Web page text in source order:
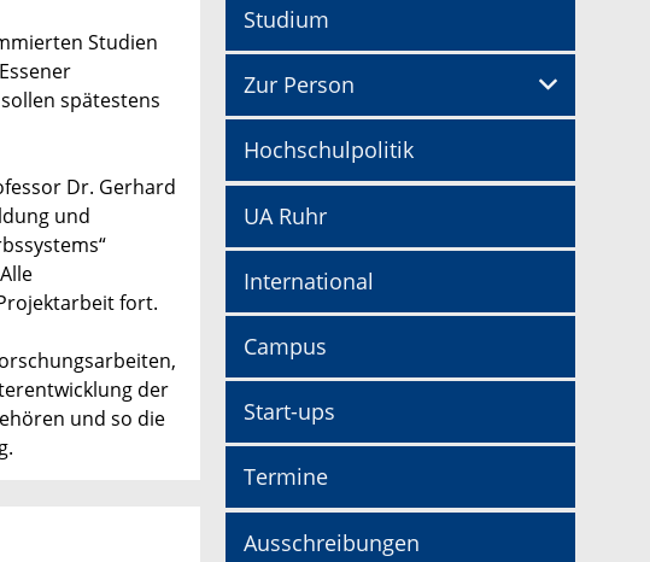
Studien
spätestens
Dr. Gerhard
und
fort.
der
und so die
Studium
Zur Person
Hochschulpolitik
UA Ruhr
International
Campus
Start-ups
Termine
Ausschreibungen